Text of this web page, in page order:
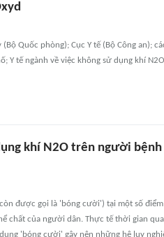
Quốc phòng); Cục Y tế (Bộ Công an);
Y tế ngành về việc không sử dụng khí
khí N2O trên người
được gọi là 'bóng cười') tại một số
chất của người dân. Thực tế thời gian
'bóng cười' gây nên những hệ lụy